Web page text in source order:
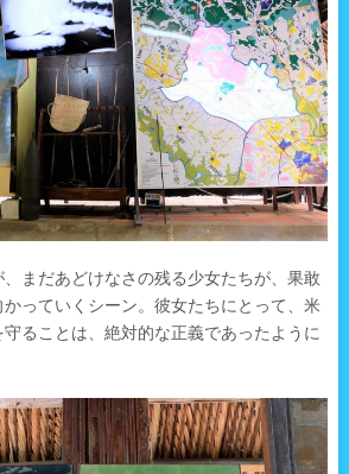
まだあどけなさの残る少女たちが、果敢
っていくシーン。彼女たちにとって、米
ることは、絶対的な正義であったように